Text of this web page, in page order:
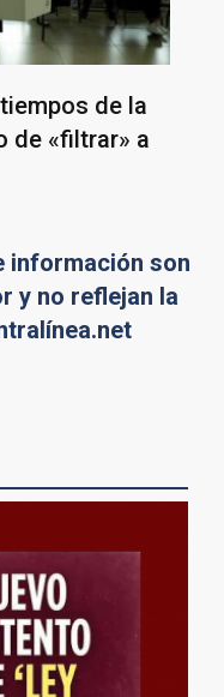
de la
de «filtrar» a
información son
y no reflejan la